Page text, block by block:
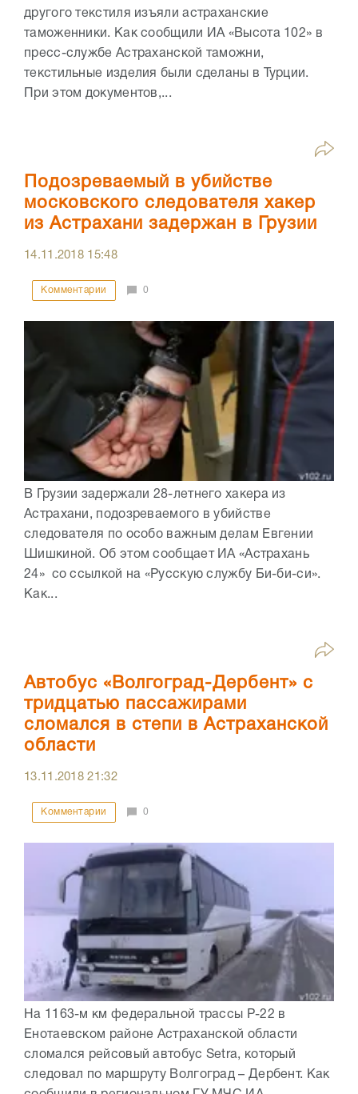
другого текстиля изъяли астраханские
таможенники. Как сообщили ИА «Высота 102» в
пресс-службе Астраханской таможни,
текстильные изделия были сделаны в Турции.
При этом документов,...
Подозреваемый в убийстве
московского следователя хакер
из Астрахани задержан в Грузии
14.11.2018 15:48
Комментарии 0
В Грузии задержали 28-летнего хакера из
Астрахани, подозреваемого в убийстве
следователя по особо важным делам Евгении
Шишкиной. Об этом сообщает ИА «Астрахань
24» со ссылкой на «Русскую службу Би-би-си».
Как...
Автобус «Волгоград-Дербент» с
тридцатью пассажирами
сломался в степи в Астраханской
области
13.11.201821:32
Комментарии 0
На 1163-м км федеральной трассы Р-22 в
Енотаевском районе Астраханской области
сломался рейсовый автобус Setra, который
следовал по маршруту Волгоград – Дербент. Как